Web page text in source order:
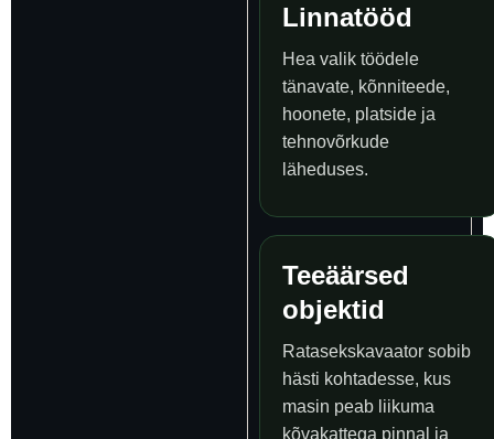
Linnatööd
Hea valik töödele
tänavate, kõnniteede,
hoonete, platside ja
tehnovõrkude
läheduses.
Teeäärsed
objektid
Ratasekskavaator sobib
hästi kohtadesse, kus
masin peab liikuma
kõvakattega pinnal ja